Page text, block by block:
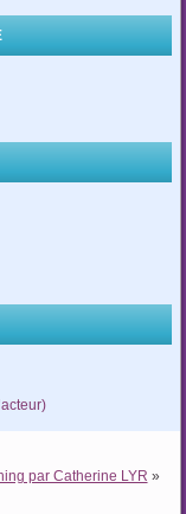
par Catherine LYR »